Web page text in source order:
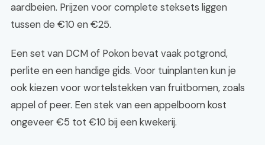
aardbeien. Prijzen voor complete steksets liggen
tussen de €10 en €25.
Een set van DCM of Pokon bevat vaak potgrond,
perlite en een handige gids. Voor tuinplanten kun je
ook kiezen voor wortelstekken van fruitbomen, zoals
appel of peer. Een stek van een appelboom kost
ongeveer €5 tot €10 bij een kwekerij.